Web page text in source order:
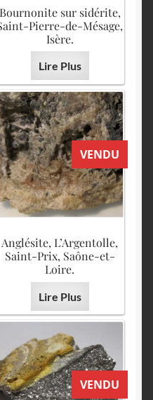
Bournonite sur sidérite,
Pierre-de-Mésage,
Isère.
Lire Plus
VENDU
Anglésite, L’Argentolle,
Saint-Prix, Saône-et-
Loire.
Lire Plus
VENDU